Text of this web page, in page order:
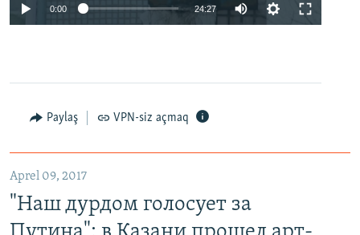
0:00 24:27
Paylaş VPN-siz açmaq
Aprel 09, 2017
"Наш дурдом голосует за